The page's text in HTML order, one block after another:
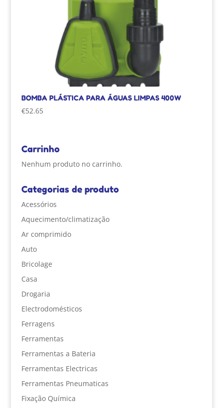
BOMBA PLÁSTICA PARA ÁGUAS LIMPAS 400W
€52.65
Carrinho
Nenhum produto no carrinho.
Categorias de produto
Acessórios
Aquecimento/climatização
Ar comprimido
Auto
Bricolage
Casa
Drogaria
Electrodomésticos
Ferragens
Ferramentas
Ferramentas a Bateria
Ferramentas Electricas
Ferramentas Pneumaticas
Fixação Química